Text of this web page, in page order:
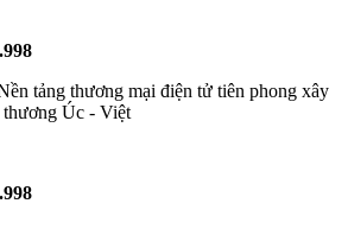
tảng thương mại điện tử tiên phong xây
Úc - Việt